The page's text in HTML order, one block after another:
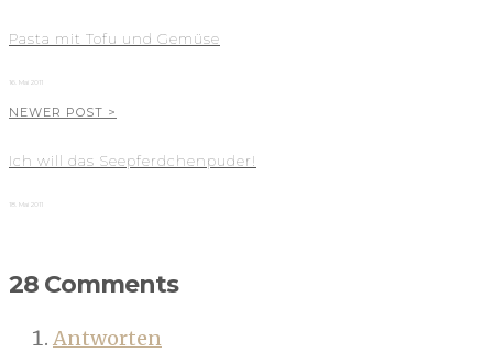
Pasta mit Tofu und Gemüse
16. Mai 2011
NEWER POST >
Ich will das Seepferdchenpuder!
18. Mai 2011
28 Comments
Antworten